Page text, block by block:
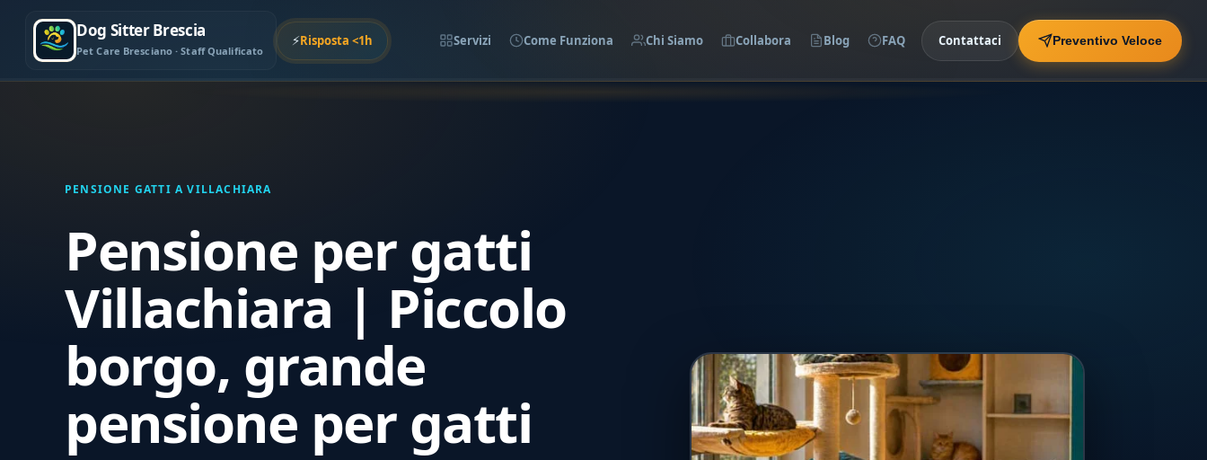
Dog Sitter Brescia
Pet Care Bresciano · Staff Qualificato
⚡Risposta <1h Servizi Come Funziona Chi Siamo Collabora Blog FAQ Contattaci Preventivo Veloce
PENSIONE GATTI A VILLACHIARA
Pensione per gatti
Villachiara | Piccolo
borgo, grande
pensione per gatti